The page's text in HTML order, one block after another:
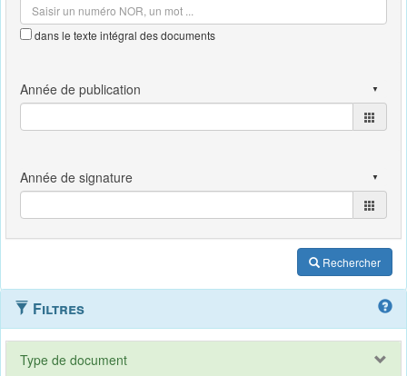
dans le texte intégral des documents
Rechercher
Filtres
Type de document